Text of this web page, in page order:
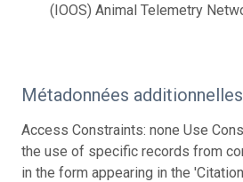
(IOOS) Animal Telemetry
Métadonnées additionnelles
Access Constraints: none Use
the use of specific records from
in the form appearing in the